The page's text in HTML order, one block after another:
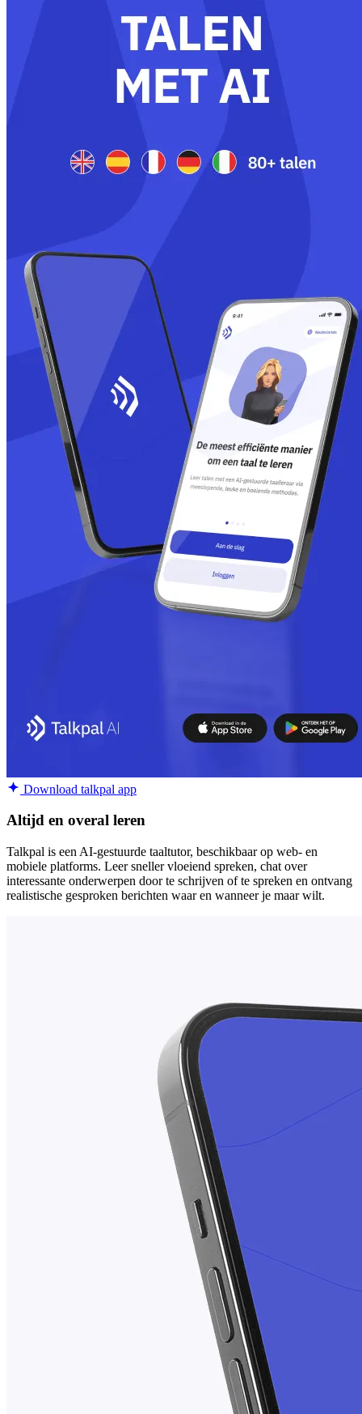
Download talkpal app
Altijd en overal leren
Talkpal is een AI-gestuurde taaltutor, beschikbaar op web- en
mobiele platforms. Leer sneller vloeiend spreken, chat over
interessante onderwerpen door te schrijven of te spreken en ontvang
realistische gesproken berichten waar en wanneer je maar wilt.